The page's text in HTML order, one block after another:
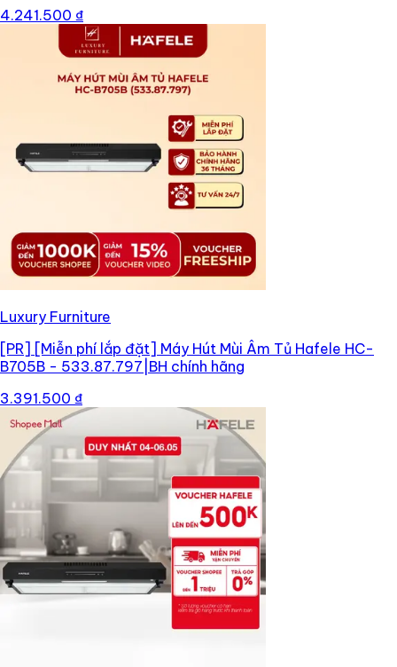
4.241.500 ₫
Luxury Furniture
[PR] [Miễn phí lắp đặt] Máy Hút Mùi Âm Tủ Hafele HC-
B705B - 533.87.797|BH chính hãng
3.391.500 ₫